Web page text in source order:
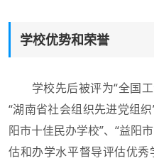
学校优势和荣誉
学校先后被评为“全国工
“湖南省社会组织先进党组
阳市十佳民办学校”、“益阳
估和办学水平督导评估优